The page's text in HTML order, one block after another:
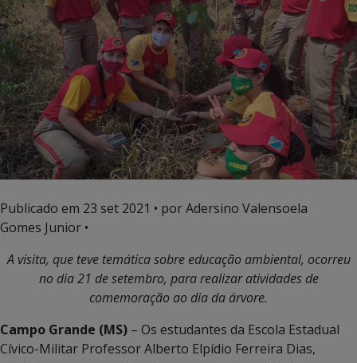
Publicado em 23 set 2021 • por Adersino Valensoela
Gomes Junior •
A visita, que teve temática sobre educação ambiental, ocorreu
no dia 21 de setembro, para realizar atividades de
comemoração ao dia da árvore.
Campo Grande (MS) – Os estudantes da Escola Estadual
Cívico-Militar Professor Alberto Elpídio Ferreira Dias,